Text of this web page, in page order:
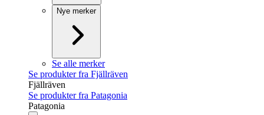
Nye merker
Se alle merker
Se produkter fra Fjällräven
Fjällräven
Se produkter fra Patagonia
Patagonia